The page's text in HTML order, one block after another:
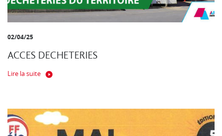
02/04/25
ACCES DECHETERIES
Lire la suite